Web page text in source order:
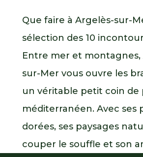
Que faire à Argelès-sur-
sélection des 10
Entre mer et montagnes,
sur-Mer vous ouvre les
un véritable petit coin de
méditerranéen. Avec ses
dorées, ses paysages
couper le souffle et son